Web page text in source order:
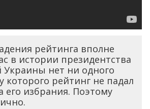
рейтинга вполне
в истории президентства
Украины нет ни одного
которого рейтинг не падал
его избрания. Поэтому